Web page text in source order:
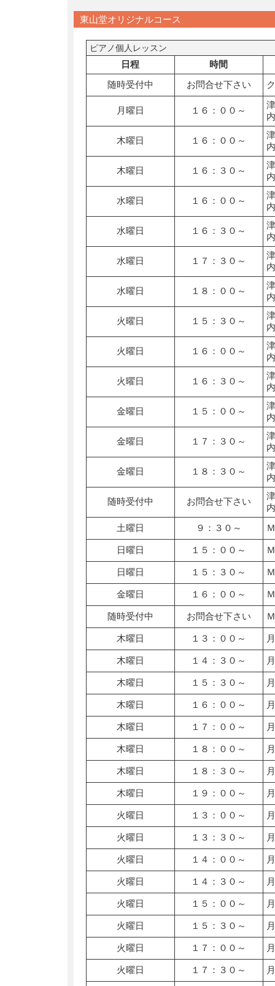
東山堂オリジナルコース
ピアノ個人レッスン
日程
時間
随時受付中
お問合せ下さい
月曜日 １６：００～
木曜日 １６：００～
木曜日 １６：３０～
水曜日 １６：００～
水曜日 １６：３０～
水曜日 １７：３０～
水曜日 １８：００～
火曜日 １５：３０～
火曜日 １６：００～
火曜日 １６：３０～
金曜日 １５：００～
金曜日 １７：３０～
金曜日 １８：３０～
随時受付中 お問合せ下さい
土曜日
９：３０～
日曜日 １５：００～
日曜日 １５：３０～
金曜日 １６：００～
随時受付中 お問合せ下さい
木曜日 １３：００～
木曜日 １４：３０～
木曜日 １５：３０～
木曜日 １６：００～
木曜日 １７：００～
木曜日 １８：００～
木曜日 １８：３０～
木曜日 １９：００～
火曜日 １３：００～
火曜日 １３：３０～
火曜日 １４：００～
火曜日 １４：３０～
火曜日 １５：００～
火曜日 １５：３０～
火曜日 １７：００～
火曜日 １７：３０～